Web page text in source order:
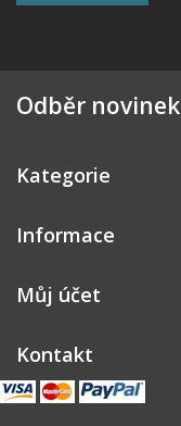
Odběr novinek
Kategorie
Informace
Můj účet
Kontakt